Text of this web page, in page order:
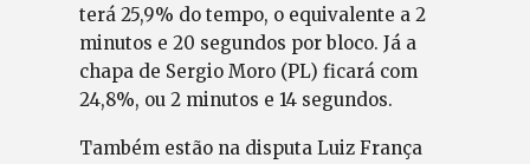
terá 25,9% do tempo, o equivalente a 2
minutos e 20 segundos por bloco. Já a
chapa de Sergio Moro (PL) ficará com
24,8%, ou 2 minutos e 14 segundos.
Também estão na disputa Luiz França